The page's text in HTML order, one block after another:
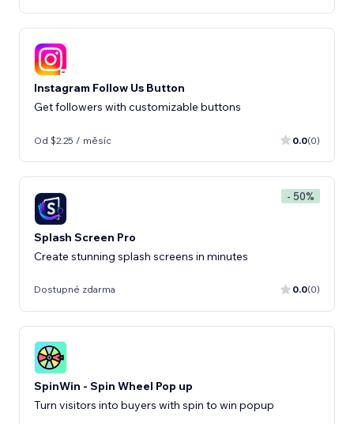
Instagram Follow Us Button
Get followers with customizable buttons
Od $2.25 / měsíc 0.0(0)
- 50%
Splash Screen Pro
Create stunning splash screens in minutes
Dostupné zdarma 0.0(0)
SpinWin - Spin Wheel Pop up
Turn visitors into buyers with spin to win popup